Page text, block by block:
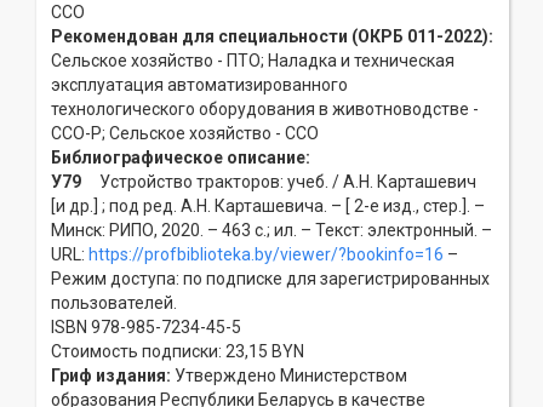
ССO
Рекомендован для специальности (ОКРБ 011-2022):
Сельское хозяйство - ПТО; Наладка и техническая
эксплуатация автоматизированного
технологического оборудования в животноводстве -
ССO-Р; Сельское хозяйство - ССO
Библиографическое описание:
У79 Устройство тракторов: учеб. / А.Н. Карташевич
[и др.] ; под ред. А.Н. Карташевича. – [ 2-е изд., стер.]. –
Минск: РИПО, 2020. – 463 с.; ил. – Текст: электронный. –
URL: https://profbiblioteka.by/viewer/?bookinfo=16 –
Режим доступа: по подписке для зарегистрированных
пользователей.
ISBN 978-985-7234-45-5
Стоимость подписки: 23,15 BYN
Гриф издания: Утверждено Министерством
образования Республики Беларусь в качестве